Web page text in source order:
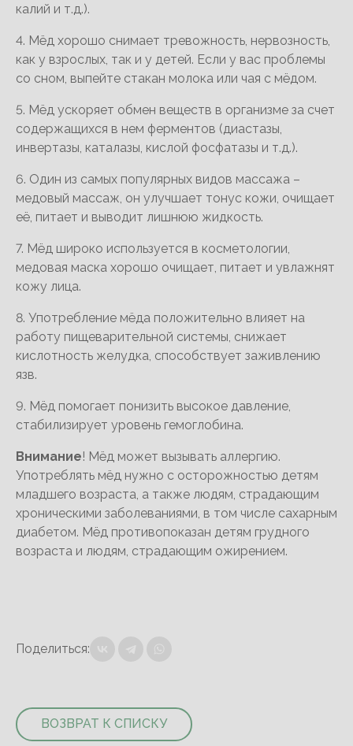
калий и т.д.).
4. Мёд хорошо снимает тревожность, нервозность,
как у взрослых, так и у детей. Если у вас проблемы
со сном, выпейте стакан молока или чая с мёдом.
5. Мёд ускоряет обмен веществ в организме за счет
содержащихся в нем ферментов (диастазы,
инвертазы, каталазы, кислой фосфатазы и т.д.).
6. Один из самых популярных видов массажа –
медовый массаж, он улучшает тонус кожи, очищает
её, питает и выводит лишнюю жидкость.
7. Мёд широко используется в косметологии,
медовая маска хорошо очищает, питает и увлажнят
кожу лица.
8. Употребление мёда положительно влияет на
работу пищеварительной системы, снижает
кислотность желудка, способствует заживлению
язв.
9. Мёд помогает понизить высокое давление,
стабилизирует уровень гемоглобина.
Внимание! Мёд может вызывать аллергию.
Употреблять мёд нужно с осторожностью детям
младшего возраста, а также людям, страдающим
хроническими заболеваниями, в том числе сахарным
диабетом. Мёд противопоказан детям грудного
возраста и людям, страдающим ожирением.
Поделиться:
ВОЗВРАТ К СПИСКУ